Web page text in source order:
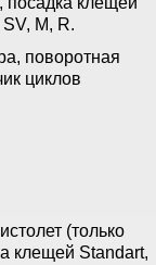
M, R.
поворотная
циклов
(только
клещей Standart,